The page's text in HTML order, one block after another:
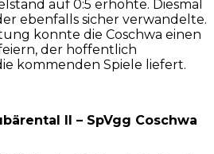
auf 0:5 erhöhte. Diesmal
ebenfalls sicher verwandelte.
konnte die Coschwa einen
der hoffentlich
kommenden Spiele liefert.
II – SpVgg Coschwa